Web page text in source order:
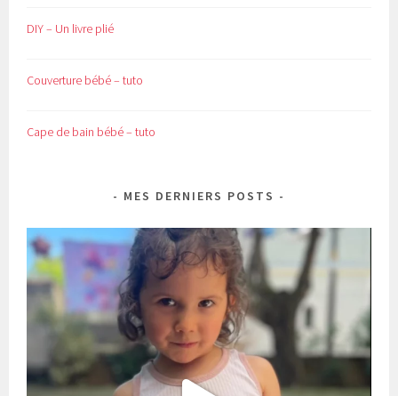
DIY – Un livre plié
Couverture bébé – tuto
Cape de bain bébé – tuto
MES DERNIERS POSTS